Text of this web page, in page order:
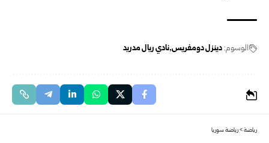
الوسوم:دينزل دومفريس نادي ريال مدريد
رياضة>رياضة سوريا